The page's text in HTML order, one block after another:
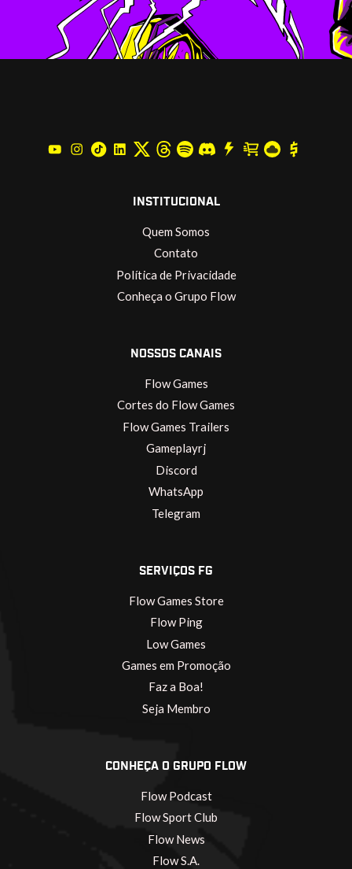
INSTITUCIONAL
Quem Somos
Contato
Política de Privacidade
Conheça o Grupo Flow
NOSSOS CANAIS
Flow Games
Cortes do Flow Games
Flow Games Trailers
Gameplayrj
Discord
WhatsApp
Telegram
SERVIÇOS FG
Flow Games Store
Flow Ping
Low Games
Games em Promoção
Faz a Boa!
Seja Membro
CONHEÇA O GRUPO FLOW
Flow Podcast
Flow Sport Club
Flow News
Flow S.A.